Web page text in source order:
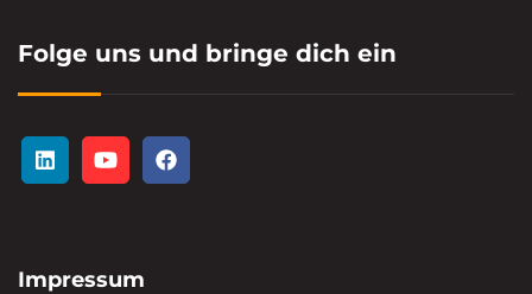
Folge uns und bringe dich ein
Impressum